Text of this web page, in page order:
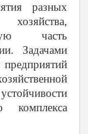
разных
часть
Задачами
предприятий
комплекса